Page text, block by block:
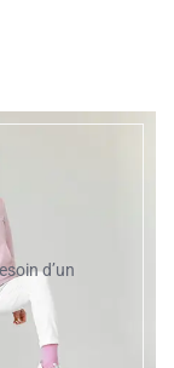
d’un